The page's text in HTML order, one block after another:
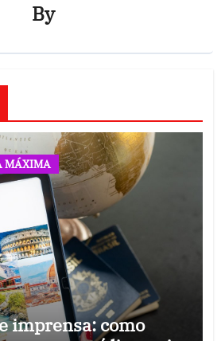
By
MÁXIMA
imprensa: como